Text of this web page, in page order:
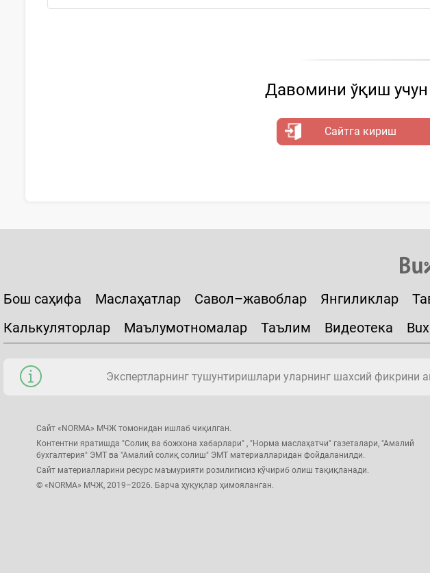
Давомини ўқиш учун
Сайтга кириш
Бош саҳифа Маслаҳатлар Савол–жавоблар Янгиликлар
Калькуляторлар
Маълумотномалар Таълим Видеотека
Экспертларнинг тушунтиришлари уларнинг шахсий фикрини
Сайт «NORMA» МЧЖ томонидан ишлаб чиқилган.
Контентни яратишда "Солиқ ва божхона хабарлари" , "Норма маслаҳатчи" газеталари, "Амалий
бухгалтерия" ЭМТ ва "Амалий солиқ солиш" ЭМТ материалларидан фойдаланилди.
Сайт материалларини ресурс маъмурияти розилигисиз кўчириб олиш тақиқланади.
© «NORMA» МЧЖ, 2019–2026. Барча ҳуқуқлар ҳимояланган.